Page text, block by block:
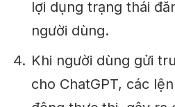
lợi dụng trạng thái
người dùng.
Khi người dùng gửi
cho ChatGPT, các